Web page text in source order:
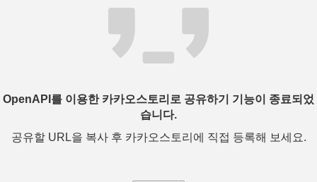
OpenAPI를 이용한 카카오스토리로 공유하기 기능이 종료되었
습니다.
공유할 URL을 복사 후 카카오스토리에 직접 등록해 보세요.